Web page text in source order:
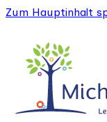
Zum Hauptinhalt